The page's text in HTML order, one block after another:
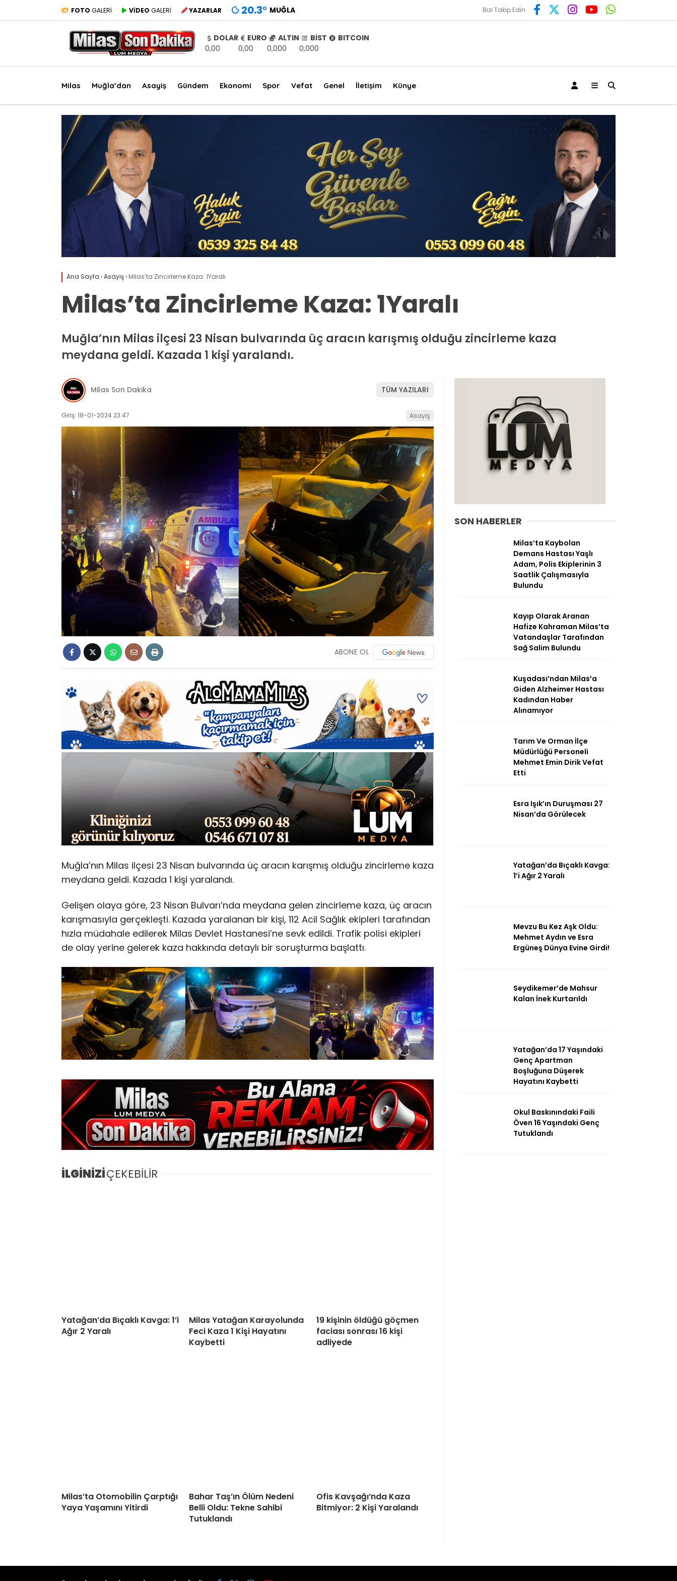
Milas
İletişim
Künye
FOTO GALERİ VİDEO GALERİ YAZARLAR 20.3° MUĞLA Bizi Takip Edin
DOLAR
0,00
EURO
0,00
ALTIN
0,000
BİST
0,000
BITCOIN
Milas Muğla’dan Asayiş Gündem Ekonomi Spor Vefat Genel İletişim Künye
Ana Sayfa ›Asayiş› Milas’ta Zincirleme Kaza: 1Yaralı
Milas’ta Zincirleme Kaza: 1Yaralı
Muğla’nın Milas ilçesi 23 Nisan bulvarında üç aracın karışmış olduğu zincirleme kaza
meydana geldi. Kazada 1 kişi yaralandı.
Milas Son Dakika TÜM YAZILARI
Giriş: 18-01-2024 23:47 Asayiş
ABONE OL
Muğla’nın Milas ilçesi 23 Nisan bulvarında üç aracın karışmış olduğu zincirleme kaza
meydana geldi. Kazada 1 kişi yaralandı.
Gelişen olaya göre, 23 Nisan Bulvarı’nda meydana gelen zincirleme kaza, üç aracın
karışmasıyla gerçekleşti. Kazada yaralanan bir kişi, 112 Acil Sağlık ekipleri tarafından
hızla müdahale edilerek Milas Devlet Hastanesi’ne sevk edildi. Trafik polisi ekipleri
de olay yerine gelerek kaza hakkında detaylı bir soruşturma başlattı.
İLGİNİZİÇEKEBİLİR
Yatağan’da Bıçaklı Kavga: 1’i
Ağır 2 Yaralı
Milas Yatağan Karayolunda
Feci Kaza 1 Kişi Hayatını
Kaybetti
19 kişinin öldüğü göçmen
faciası sonrası 16 kişi
adliyede
Milas’ta Otomobilin Çarptığı
Yaya Yaşamını Yitirdi
Bahar Taş’ın Ölüm Nedeni
Belli Oldu: Tekne Sahibi
Tutuklandı
Ofis Kavşağı’nda Kaza
Bitmiyor: 2 Kişi Yaralandı
SON HABERLER
Milas’ta Kaybolan
Demans Hastası Yaşlı
Adam, Polis Ekiplerinin 3
Saatlik Çalışmasıyla
Bulundu
Kayıp Olarak Aranan
Hafize Kahraman Milas’ta
Vatandaşlar Tarafından
Sağ Salim Bulundu
Kuşadası’ndan Milas’a
Giden Alzheimer Hastası
Kadından Haber
Alınamıyor
Tarım Ve Orman İlçe
Müdürlüğü Personeli
Mehmet Emin Dirik Vefat
Etti
Esra Işık’ın Duruşması 27
Nisan’da Görülecek
Yatağan’da Bıçaklı Kavga:
1’i Ağır 2 Yaralı
Mevzu Bu Kez Aşk Oldu:
Mehmet Aydın ve Esra
Ergüneş Dünya Evine Girdi!
Seydikemer’de Mahsur
Kalan İnek Kurtarıldı
Yatağan’da 17 Yaşındaki
Genç Apartman
Boşluğuna Düşerek
Hayatını Kaybetti
Okul Baskınındaki Faili
Öven 16 Yaşındaki Genç
Tutuklandı